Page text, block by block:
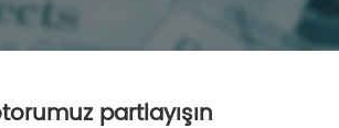
partlayışın